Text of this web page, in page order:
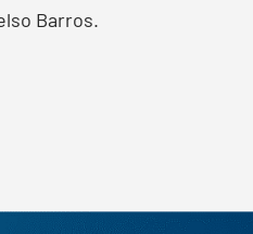
Barros.